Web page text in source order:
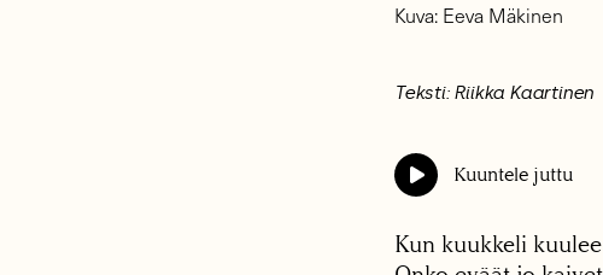
Kuva: Eeva Mäkinen
Teksti: Riikka Kaartinen
Kuuntele juttu
Kun kuukkeli